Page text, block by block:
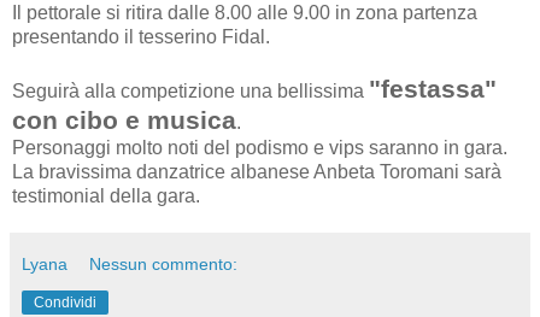
Il pettorale si ritira dalle 8.00 alle 9.00 in zona partenza
presentando il tesserino Fidal.
Seguirà alla competizione una bellissima "festassa"
con cibo e musica.
Personaggi molto noti del podismo e vips saranno in gara.
La bravissima danzatrice albanese Anbeta Toromani sarà
testimonial della gara.
Lyana Nessun commento:
Condividi